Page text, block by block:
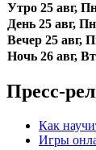
Утро 25 авг,
День 25 авг,
Вечер 25 авг,
Ночь 26 авг,
Пресс-
Как
Игры